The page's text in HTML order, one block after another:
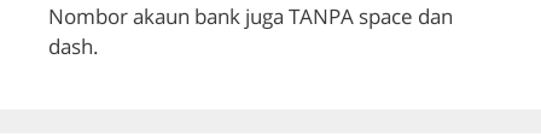
Nombor akaun bank juga TANPA space dan
dash.